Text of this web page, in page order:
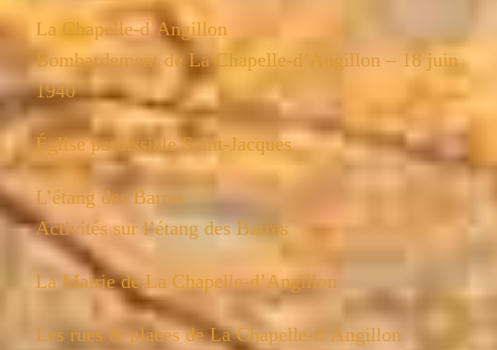
La Chapelle-d’Angillon
Bombardement de La Chapelle-d’Angillon – 18 juin
1940
Église paroissiale Saint-Jacques
L’étang des Barres
Activités sur l’étang des Barres
La Mairie de La Chapelle-d’Angillon
Les rues & places de La Chapelle-d’Angillon